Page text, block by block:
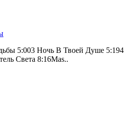
5:003 Ночь В Твоей Душе 5:194
Света 8:16Mas..